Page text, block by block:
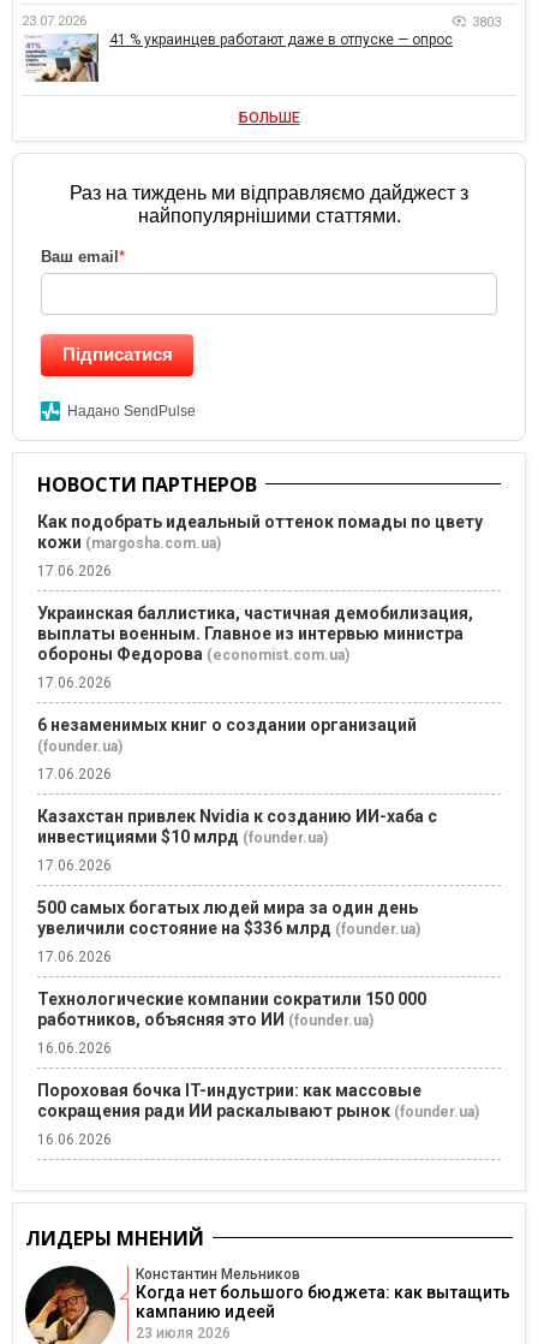
23.07.2026 3803
41 % украинцев работают даже в отпуске — опрос
БОЛЬШЕ
Раз на тиждень ми відправляємо дайджест з
найпопулярнішими статтями.
Ваш email *
Підписатися
Надано SendPulse
НОВОСТИ ПАРТНЕРОВ
Как подобрать идеальный оттенок помады по цвету
кожи (margosha.com.ua)
17.06.2026
Украинская баллистика, частичная демобилизация,
выплаты военным. Главное из интервью министра
обороны Федорова (economist.com.ua)
17.06.2026
6 незаменимых книг о создании организаций
(founder.ua)
17.06.2026
Казахстан привлек Nvidia к созданию ИИ-хаба с
инвестициями $10 млрд (founder.ua)
17.06.2026
500 самых богатых людей мира за один день
увеличили состояние на $336 млрд (founder.ua)
17.06.2026
Технологические компании сократили 150 000
работников, объясняя это ИИ (founder.ua)
16.06.2026
Пороховая бочка IT-индустрии: как массовые
сокращения ради ИИ раскалывают рынок (founder.ua)
16.06.2026
ЛИДЕРЫ МНЕНИЙ
Константин Мельников
Когда нет большого бюджета: как вытащить
кампанию идеей
23 июля 2026